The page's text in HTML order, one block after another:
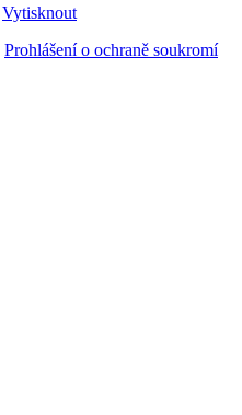
Vytisknout
Prohlášení o ochraně soukromí